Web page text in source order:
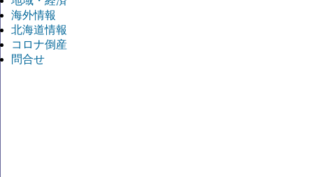
海外情報
北海道情報
コロナ倒産
問合せ